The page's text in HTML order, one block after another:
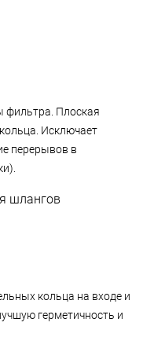
фильтра. Плоская
Исключает
перерывов в
шлангов
кольца на входе и
герметичность и